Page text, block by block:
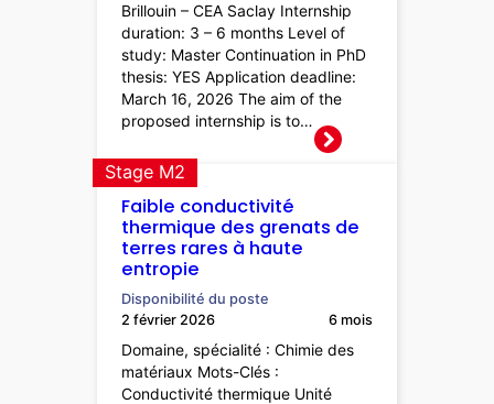
Brillouin – CEA Saclay Internship
duration: 3 – 6 months Level of
study: Master Continuation in PhD
thesis: YES Application deadline:
March 16, 2026 The aim of the
proposed internship is to…
Faible conductivité
thermique des grenats de
terres rares à haute
entropie
Stage M2
Disponibilité du poste
2 février 2026
6 mois
Domaine, spécialité : Chimie des
matériaux Mots-Clés :
Conductivité thermique Unité